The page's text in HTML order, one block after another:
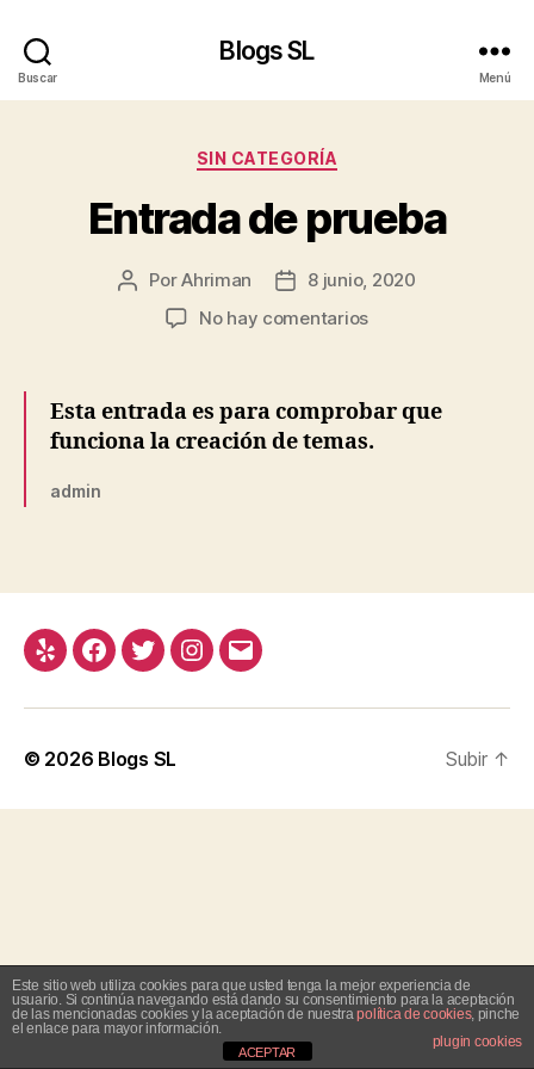
Buscar
Blogs SL
Menú
Categorías
SIN CATEGORÍA
Entrada de prueba
Autor
PorAhriman
Fecha8 junio, 2020
No hay comentariosen
Esta entrada es para comprobar que
funciona la creación de temas.
admin
Yelp Facebook
TwitterInstagram
Correo
© 2026 Blogs SL Subir ↑
Este sitio web utiliza cookies para que usted tenga la mejor experiencia de
usuario. Si continúa navegando está dando su consentimiento para la aceptación
de las mencionadas cookies y la aceptación de nuestrapolítica de cookies, pinche
el enlace para mayor información.
plugin cookies
ACEPTAR